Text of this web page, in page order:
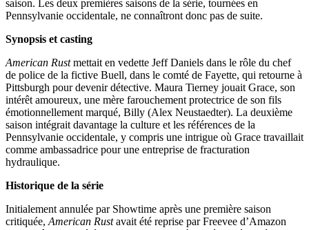
saison. Les deux premières saisons de la série, tournées en
Pennsylvanie occidentale, ne connaîtront donc pas de suite.
Synopsis et casting
American Rustmettait en vedette Jeff Daniels dans le rôle du chef
de police de la fictive Buell, dans le comté de Fayette, qui retourne à
Pittsburgh pour devenir détective. Maura Tierney jouait Grace, son
intérêt amoureux, une mère farouchement protectrice de son fils
émotionnellement marqué, Billy (Alex Neustaedter). La deuxième
saison intégrait davantage la culture et les références de la
Pennsylvanie occidentale, y compris une intrigue où Grace travaillait
comme ambassadrice pour une entreprise de fracturation
hydraulique.
Historique de la série
Initialement annulée par Showtime après une première saison
critiquée, American Rustavait été reprise par Freevee d’Amazon